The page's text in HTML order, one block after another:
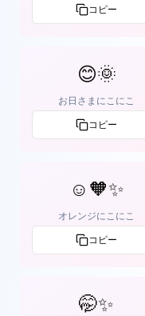
コピー
😊🌞
お日さまにこにこ
コピー
☺️🧡✨
オレンジにこにこ
コピー
🤭✨